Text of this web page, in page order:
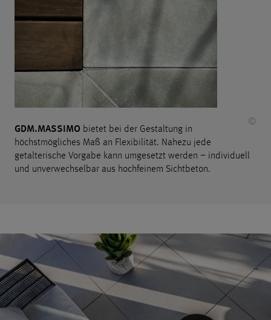
©
GDM.MASSIMO bietet bei der Gestaltung in
höchstmögliches Maß an Flexibilität. Nahezu jede
getalterische Vorgabe kann umgesetzt werden – individuell
und unverwechselbar aus hochfeinem Sichtbeton.